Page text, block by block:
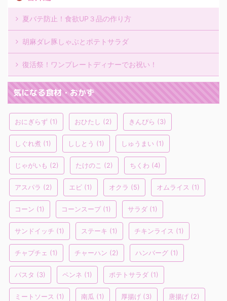
夏バテ防止！食欲UP３品の作り方
胡麻ダレ豚しゃぶとポテトサラダ
復活祭！ワンプレートディナーでお祝い！
気になる食材・おかず
おにぎらず (1) おひたし (2) きんぴら (3)
しぐれ煮 (1) ししとう (1) しゅうまい (1)
じゃがいも (2) たけのこ (2) ちくわ (4)
アスパラ (2) エビ (1) オクラ (5) オムライス (1)
コーン (1) コーンスープ(1) サラダ (1)
サンドイッチ (1) ステーキ (1) チキンライス (1)
チャプチェ (1) チャーハン (2) ハンバーグ (1)
パスタ (3) ペンネ (1) ポテトサラダ (1)
ミートソース (1) 南瓜 (1) 厚揚げ (3) 唐揚げ (2)